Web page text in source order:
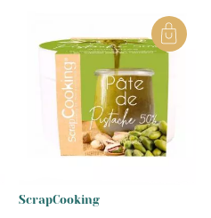
ScrapCooking